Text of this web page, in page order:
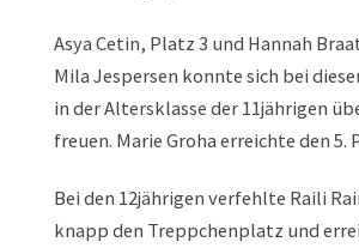
Asya Cetin, Platz 3 und Hannah
Mila Jespersen konnte sich bei
in der Altersklasse der 11jährigen
freuen. Marie Groha erreichte den 5.
Bei den 12jährigen verfehlte Raili
knapp den Treppchenplatz und